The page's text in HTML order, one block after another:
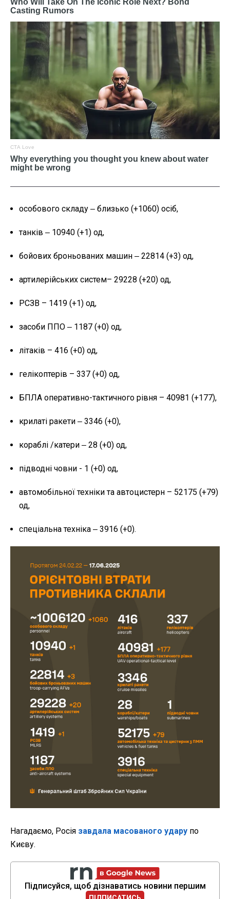
особового складу ‒ близько (+1060) осіб,
танків ‒ 10940 (+1) од,
бойових броньованих машин ‒ 22814 (+3) од,
артилерійських систем– 29228 (+20) од,
РСЗВ – 1419 (+1) од,
засоби ППО ‒ 1187 (+0) од,
літаків – 416 (+0) од,
гелікоптерів – 337 (+0) од,
БПЛА оперативно-тактичного рівня – 40981 (+177),
крилаті ракети ‒ 3346 (+0),
кораблі /катери ‒ 28 (+0) од,
підводні човни - 1 (+0) од,
автомобільної техніки та автоцистерн – 52175 (+79)
од,
спеціальна техніка ‒ 3916 (+0).
Нагадаємо, Росія завдала масованого удару по
Києву.
Підписуйся, щоб дізнаватись новини першим